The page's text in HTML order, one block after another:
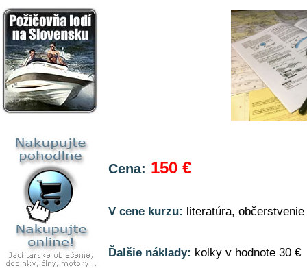
Cena: 150 €
V cene kurzu: literatúra, občerstvenie
Ďalšie náklady: kolky v hodnote 30 €